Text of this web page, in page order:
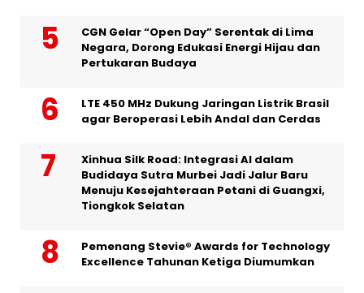
CGN Gelar “Open Day” Serentak di Lima
Negara, Dorong Edukasi Energi Hijau dan
Pertukaran Budaya
LTE 450 MHz Dukung Jaringan Listrik Brasil
agar Beroperasi Lebih Andal dan Cerdas
Xinhua Silk Road: Integrasi AI dalam
Budidaya Sutra Murbei Jadi Jalur Baru
Menuju Kesejahteraan Petani di Guangxi,
Tiongkok Selatan
Pemenang Stevie® Awards for Technology
Excellence Tahunan Ketiga Diumumkan